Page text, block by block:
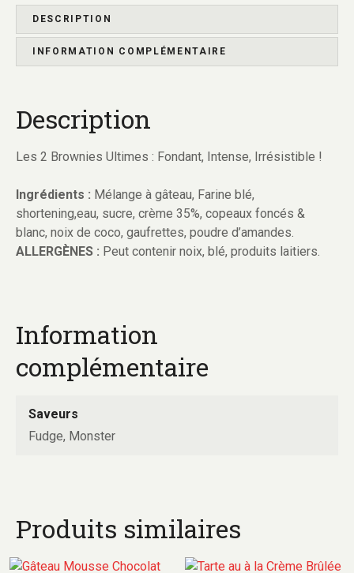
DESCRIPTION
INFORMATION COMPLÉMENTAIRE
Description
Les 2 Brownies Ultimes : Fondant, Intense, Irrésistible !
Ingrédients : Mélange à gâteau, Farine blé,
shortening,eau, sucre, crème 35%, copeaux foncés &
blanc, noix de coco, gaufrettes, poudre d’amandes.
ALLERGÈNES : Peut contenir noix, blé, produits laitiers.
Information
complémentaire
Saveurs
Fudge, Monster
Produits similaires